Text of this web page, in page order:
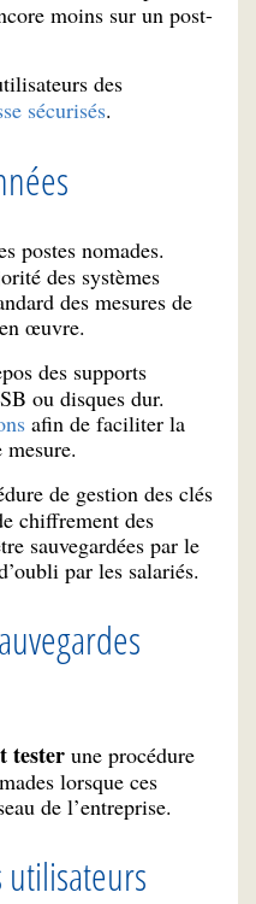
moins sur un post-
des
sécurisés.
postes nomades.
des systèmes
des mesures de
œuvre.
des supports
ou disques dur.
afin de faciliter la
de gestion des clés
chiffrement des
sauvegardées par le
par les salariés.
tester une procédure
lorsque ces
de l’entreprise.